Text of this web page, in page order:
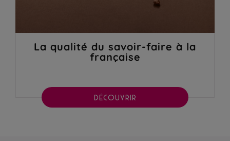
La qualité du savoir-faire à la
française
DÉCOUVRIR